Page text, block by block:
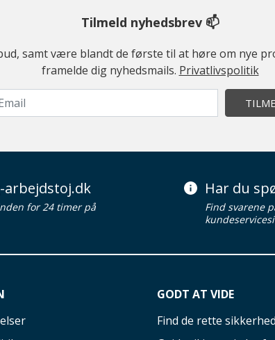
Tilmeld nyhedsbrev 📫
samt være blandt de første til at høre om nye
framelde dig nyhedsmails. Privatlivspolitik
arbejdstoj.dk
for 24 timer på
Har du
Find svarene
GODT AT VIDE
Find de rette